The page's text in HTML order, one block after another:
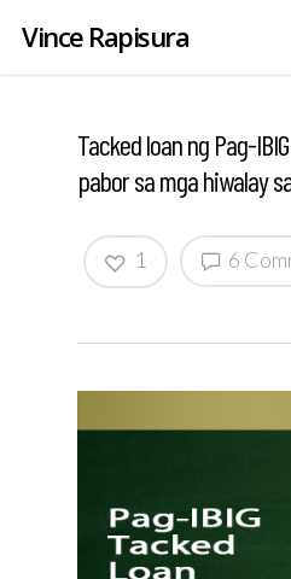
Vince Rapisura
Tacked loan ng Pag-
pabor sa mga hiwalay
6
1